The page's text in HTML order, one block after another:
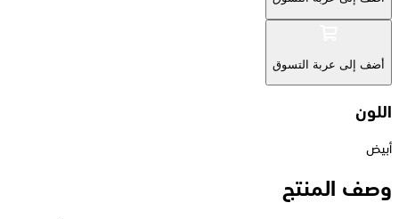
أضف إلى عربة التسوق
اللون
أبيض
وصف المنتج